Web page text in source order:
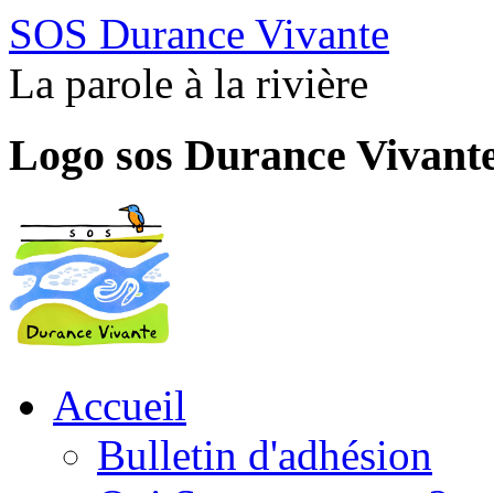
SOS Durance Vivante
La parole à la rivière
Logo sos Durance
Accueil
Bulletin d'adhésion